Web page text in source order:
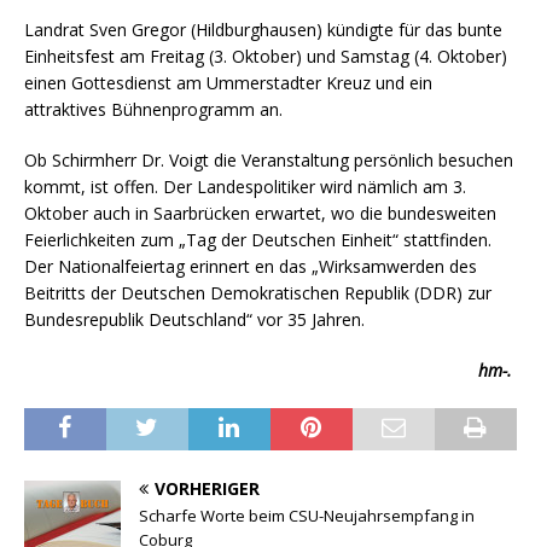
Landrat Sven Gregor (Hildburghausen) kündigte für das bunte
Einheitsfest am Freitag (3. Oktober) und Samstag (4. Oktober)
einen Gottesdienst am Ummerstadter Kreuz und ein
attraktives Bühnenprogramm an.
Ob Schirmherr Dr. Voigt die Veranstaltung persönlich besuchen
kommt, ist offen. Der Landespolitiker wird nämlich am 3.
Oktober auch in Saarbrücken erwartet, wo die bundesweiten
Feierlichkeiten zum „Tag der Deutschen Einheit“ stattfinden.
Der Nationalfeiertag erinnert en das „Wirksamwerden des
Beitritts der Deutschen Demokratischen Republik (DDR) zur
Bundesrepublik Deutschland“ vor 35 Jahren.
hm-.
VORHERIGER
Scharfe Worte beim CSU-Neujahrsempfang in
Coburg